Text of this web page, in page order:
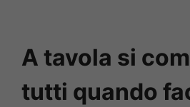
A tavola si
tutti quando